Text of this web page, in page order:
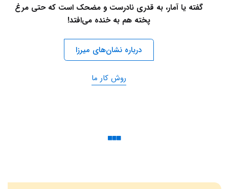
گفته یا آمار، به قدری نادرست و مضحک است که حتی مرغ
پخته هم به خنده می‌افتد!
درباره نشان‌های میرزا
روش کار ما